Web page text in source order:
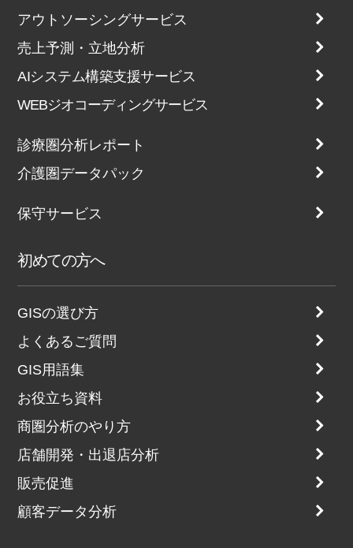
アウトソーシングサービス
売上予測・立地分析
AIシステム構築支援サービス
WEBジオコーディングサービス
診療圏分析レポート
介護圏データパック
保守サービス
初めての方へ
GISの選び方
よくあるご質問
GIS用語集
お役立ち資料
商圏分析のやり方
店舗開発・出退店分析
販売促進
顧客データ分析